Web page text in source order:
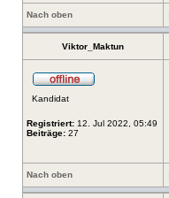
Nach oben
Viktor_Maktun
Kandidat
Registriert: 12. Jul 2022, 05:49
Beiträge: 27
Nach oben